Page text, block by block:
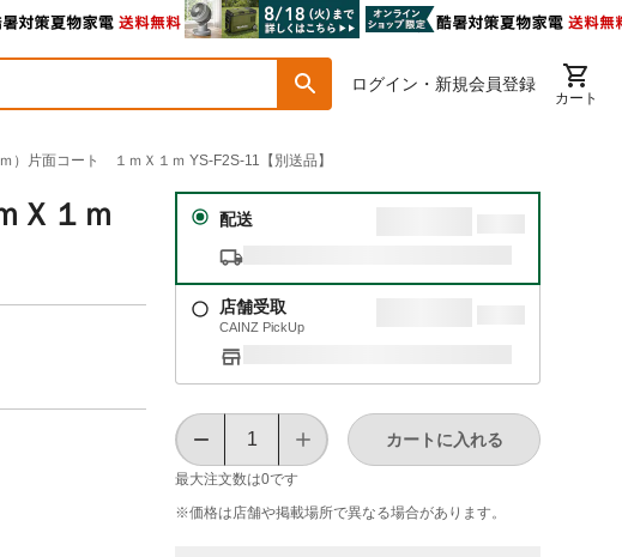
ログイン・新規会員登録
カート
）片面コート １ｍＸ１ｍ YS-F2S-11【別送品】
Ｘ１ｍ
配送
店舗受取
CAINZ PickUp
最大注文数は0です
カートに入れる
※価格は​店舗や​掲載場所で​異なる​場合が​あります。